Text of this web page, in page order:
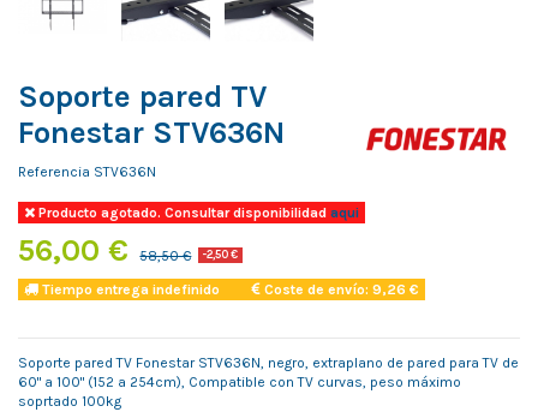
Soporte pared TV
Fonestar STV636N
Referencia STV636N
Producto agotado. Consultar disponibilidadaqui
56,00 € 58,50 € -2,50 €
Tiempo entrega indefinido Coste de envío: 9,26 €
Soporte pared TV Fonestar STV636N, negro, extraplano de pared para TV de
60" a 100" (152 a 254cm), Compatible con TV curvas, peso máximo
soprtado 100kg